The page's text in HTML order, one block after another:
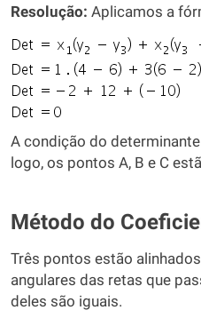
Resolução: Aplicamos a
A condição do
logo, os pontos A, B e C
Método do
Três pontos estão
angulares das retas que
deles são iguais.